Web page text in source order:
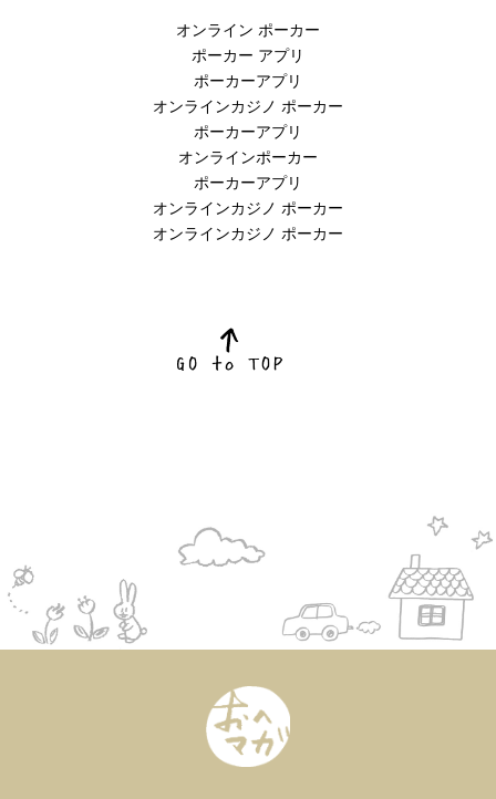
オンライン ポーカー
ポーカー アプリ
ポーカーアプリ
オンラインカジノ ポーカー
ポーカーアプリ
オンラインポーカー
ポーカーアプリ
オンラインカジノ ポーカー
オンラインカジノ ポーカー